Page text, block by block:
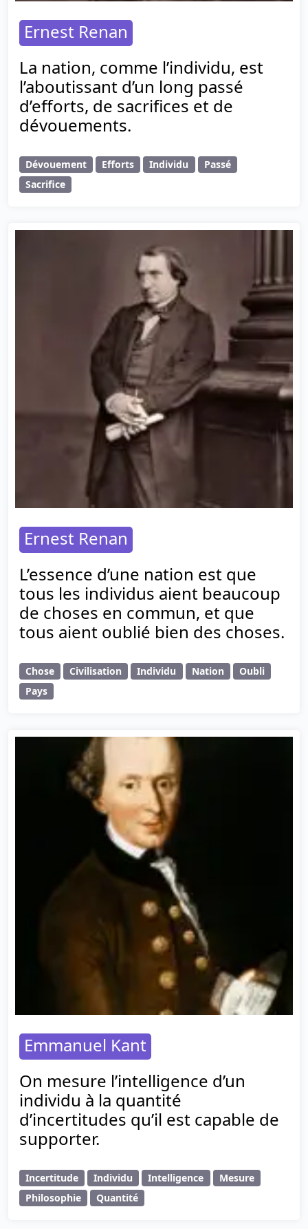
Ernest Renan
La nation, comme l’individu, est
l’aboutissant d’un long passé
d’efforts, de sacrifices et de
dévouements.
Dévouement Efforts Individu
Passé
Sacrifice
Ernest Renan
L’essence d’une nation est que
tous les individus aient beaucoup
de choses en commun, et que
tous aient oublié bien des choses.
Chose Civilisation Individu Nation
Oubli
Pays
Emmanuel Kant
On mesure l’intelligence d’un
individu à la quantité
d’incertitudes qu’il est capable de
supporter.
Incertitude Individu Intelligence
Mesure
Philosophie
Quantité